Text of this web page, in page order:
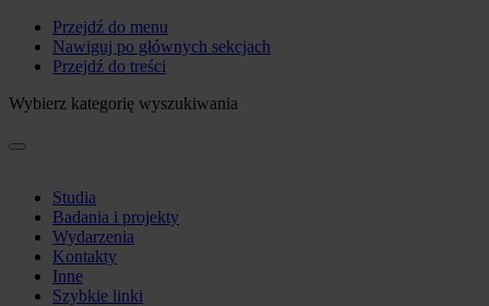
Przejdź do menu
Nawiguj po głównych sekcjach
Przejdź do treści
Wybierz kategorię wyszukiwania
Studia
Badania i projekty
Wydarzenia
Kontakty
Inne
Szybkie linki